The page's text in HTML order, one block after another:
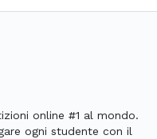
online #1 al mondo.
ogni studente con il